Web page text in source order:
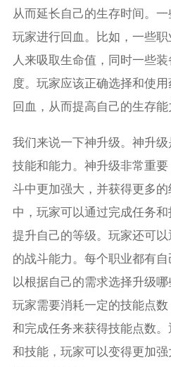
从而延长自己的生存时间。
玩家进行回血。比如，一些
人来吸取生命值，同时一些
度。玩家应该正确选择和使
回血，从而提高自己的生存能
我们来说一下神升级。神升
技能和能力。神升级非常重
斗中更加强大，并获得更多
中，玩家可以通过完成任务
提升自己的等级。玩家还可
的战斗能力。每个职业都有
以根据自己的需求选择升级
玩家需要消耗一定的技能点
和完成任务来获得技能点数
和技能，玩家可以变得更加